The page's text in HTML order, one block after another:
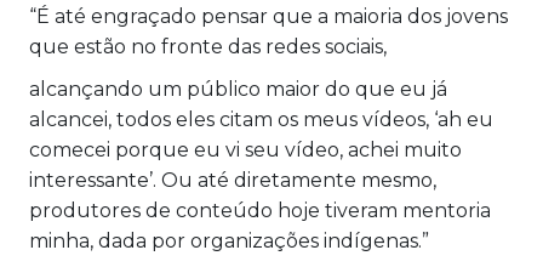
“É até engraçado pensar que a maioria dos jovens
que estão no fronte das redes sociais,
alcançando um público maior do que eu já
alcancei, todos eles citam os meus vídeos, ‘ah eu
comecei porque eu vi seu vídeo, achei muito
interessante’. Ou até diretamente mesmo,
produtores de conteúdo hoje tiveram mentoria
minha, dada por organizações indígenas.”